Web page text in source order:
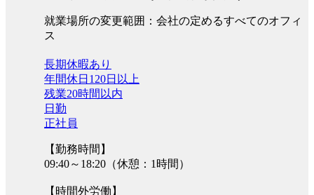
就業場所の変更範囲：会社の定めるすべてのオフィ
ス
長期休暇あり
年間休日120日以上
残業20時間以内
日勤
正社員
【勤務時間】
09:40～18:20（休憩：1時間）
【時間外労働】